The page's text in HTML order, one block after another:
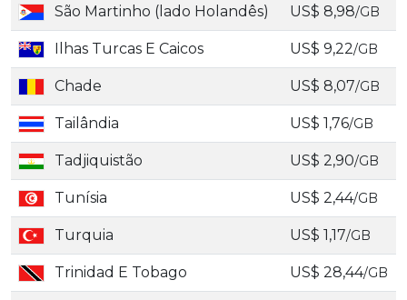
São Martinho (lado Holandês) US$ 8,98/GB
Ilhas Turcas E Caicos US$ 9,22/GB
Chade US$ 8,07/GB
Tailândia US$ 1,76/GB
Tadjiquistão US$ 2,90/GB
Tunísia US$ 2,44/GB
Turquia US$ 1,17/GB
Trinidad E Tobago US$ 28,44/GB